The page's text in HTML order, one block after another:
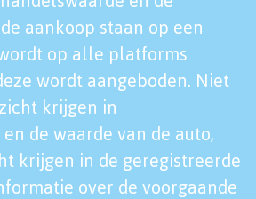
aankoop staan op een
op alle platforms
wordt aangeboden. Niet
krijgen in
de waarde van de auto,
krijgen in de geregistreerde
over de voorgaande